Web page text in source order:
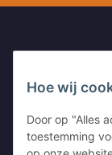
47803 Krefeld
Hoe wij
Door op "Alles
toestemming